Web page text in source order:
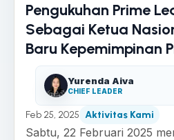
Pengukuhan Prime
Sebagai Ketua
Baru Kepemimpinan
Yurenda Aiva
CHIEF LEADER
Feb 25, 2025 Aktivitas Kami
Sabtu, 22 Februari 2025